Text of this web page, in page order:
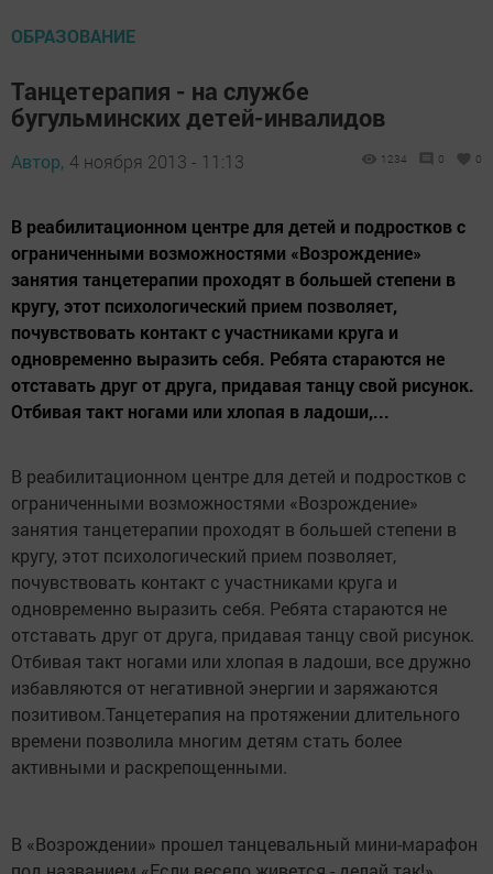
ОБРАЗОВАНИЕ
Танцетерапия - на службе
бугульминских детей-инвалидов
Автор, 4 ноября 2013 - 11:13 1234 0 0
В реабилитационном центре для детей и подростков с
ограниченными возможностями «Возрождение»
занятия танцетерапии проходят в большей степени в
кругу, этот психологический прием позволяет,
почувствовать контакт с участниками круга и
одновременно выразить себя. Ребята стараются не
отставать друг от друга, придавая танцу свой рисунок.
Отбивая такт ногами или хлопая в ладоши,...
В реабилитационном центре для детей и подростков с
ограниченными возможностями «Возрождение»
занятия танцетерапии проходят в большей степени в
кругу, этот психологический прием позволяет,
почувствовать контакт с участниками круга и
одновременно выразить себя. Ребята стараются не
отставать друг от друга, придавая танцу свой рисунок.
Отбивая такт ногами или хлопая в ладоши, все дружно
избавляются от негативной энергии и заряжаются
позитивом.Танцетерапия на протяжении длительного
времени позволила многим детям стать более
активными и раскрепощенными.
В «Возрождении» прошел танцевальный мини-марафон